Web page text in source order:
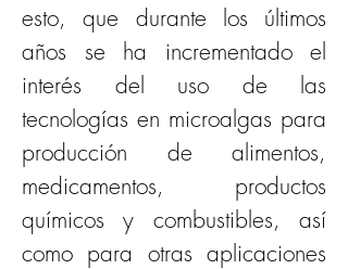
esto, que durante los últimos
años se ha incrementado el
interés del uso de las
tecnologías en microalgas para
producción de alimentos,
medicamentos, productos
químicos y combustibles, así
como para otras aplicaciones